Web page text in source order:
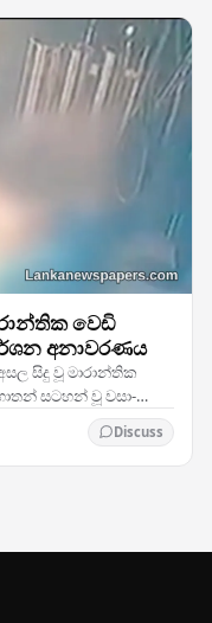
වෙඩි
අනාවරණය
සිදු වූ මාරාන්තික
සටහන් වූ වසා-
Discuss